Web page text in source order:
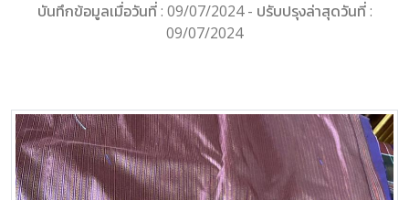
บันทึกข้อมูลเมื่อวันที่ : 09/07/2024 - ปรับปรุงล่าสุดวันที่ :
09/07/2024